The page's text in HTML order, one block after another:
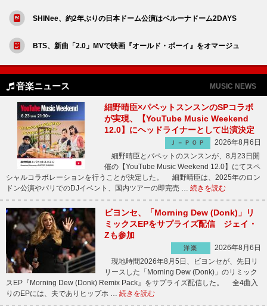
SHINee、約2年ぶりの日本ドーム公演はベルーナドーム2DAYS
BTS、新曲「2.0」MVで映画『オールド・ボーイ』をオマージュ
音楽ニュース MUSIC NEWS
細野晴臣×パペットスンスンのSPコラボ
が実現、【YouTube Music Weekend
12.0】にヘッドライナーとして出演決定
Ｊ－ＰＯＰ
2026年8月6日
細野晴臣とパペットのスンスンが、8月23日開
催の【YouTube Music Weekend 12.0】にてスペ
シャルコラボレーションを行うことが決定した。 細野晴臣は、2025年のロン
ドン公演やパリでのDJイベント、国内ツアーの即完売 … 続きを読む
ビヨンセ、「Morning Dew (Donk)」リ
ミックスEPをサプライズ配信 ジェイ・
Zも参加
洋楽
2026年8月6日
現地時間2026年8月5日、ビヨンセが、先日リ
リースした「Morning Dew (Donk)」のリミック
スEP『Morning Dew (Donk) Remix Pack』をサプライズ配信した。 全4曲入
りのEPには、夫でありヒップホ … 続きを読む